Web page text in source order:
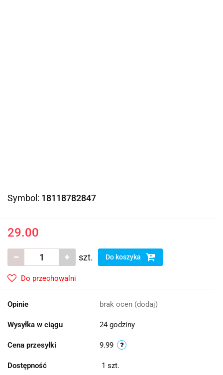
Symbol: 18118782847
29.00
szt. Do koszyka
Do przechowalni
Opinie brak ocen (dodaj)
Wysyłka w ciągu 24 godziny
Cena przesyłki 9.99
Dostępność 1 szt.